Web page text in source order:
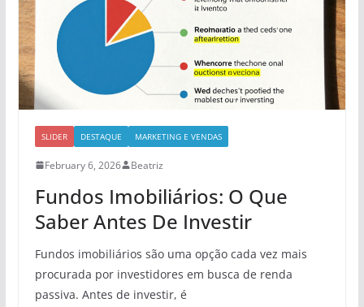
SLIDER DESTAQUE MARKETING E VENDAS
February 6, 2026 Beatriz
Fundos Imobiliários: O Que
Saber Antes De Investir
Fundos imobiliários são uma opção cada vez mais
procurada por investidores em busca de renda
passiva. Antes de investir, é